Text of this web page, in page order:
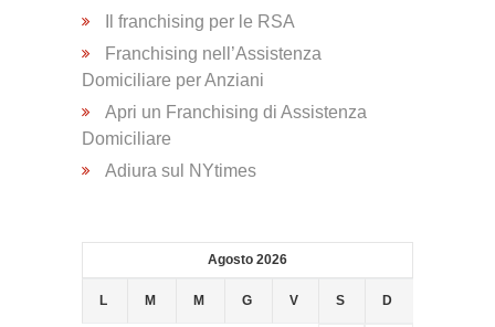
Il franchising per le RSA
Franchising nell’Assistenza
Domiciliare per Anziani
Apri un Franchising di Assistenza
Domiciliare
Adiura sul NYtimes
Agosto 2026
L M M G V S D
Dimissioni
Ospedaliere
Servizio di
Fisioterapia
Podologia